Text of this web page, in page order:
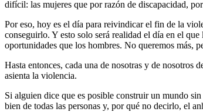
difícil: las mujeres que por razón de discapacidad,
Por eso, hoy es el día para reivindicar el fin de la
conseguirlo. Y esto solo será realidad el día en el
oportunidades que los hombres. No queremos más,
Hasta entonces, cada una de nosotras y de nosotros
asienta la violencia.
Si alguien dice que es posible construir un mundo
bien de todas las personas y, por qué no decirlo, el